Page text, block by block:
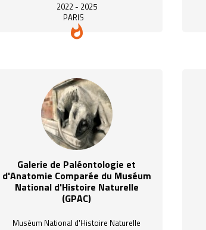
2022 - 2025
PARIS
Galerie de Paléontologie et
d'Anatomie Comparée du Muséum
National d'Histoire Naturelle
(GPAC)
Muséum National d'Histoire Naturelle